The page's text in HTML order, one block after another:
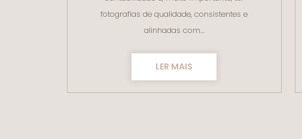
fotografias de qualidade, consistentes e
alinhadas com…
LER MAIS